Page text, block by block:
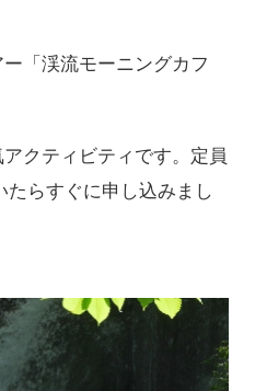
「渓流モーニングカフ
クティビティです。定員
らすぐに申し込みまし